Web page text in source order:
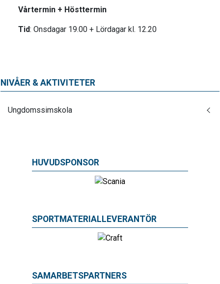
NIVÅER & AKTIVITETER
Ungdomssimskola
Vårtermin + Hösttermin
Tid: Onsdagar 19.00 + Lördagar kl. 12.20
HUVUDSPONSOR
SPORTMATERIALLEVERANTÖR
SAMARBETSPARTNERS